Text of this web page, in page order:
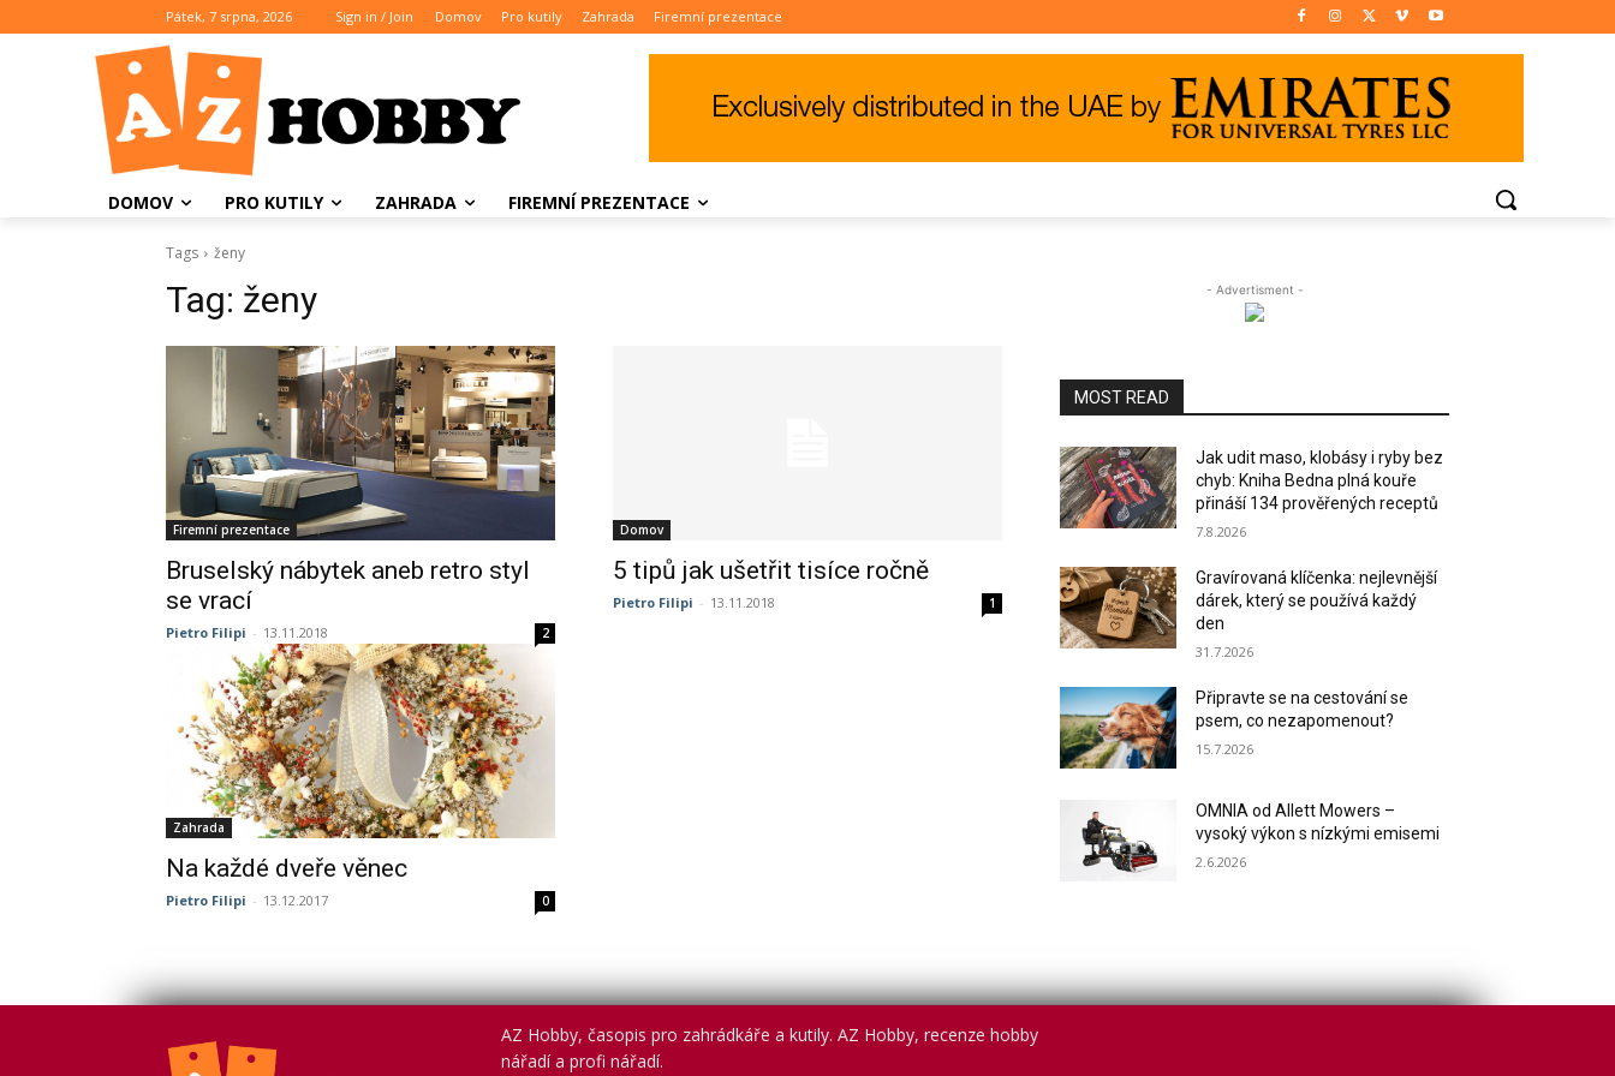
Pátek, 7 srpna, 2026 Sign in / Join Domov Pro kutily Zahrada Firemní prezentace
DOMOV PRO KUTILY ZAHRADA FIREMNÍ PREZENTACE
Tags ženy
Tag: ženy
Firemní prezentace
Bruselský nábytek aneb retro styl
se vrací
Pietro Filipi - 13.11.2018 2
Domov
5 tipů jak ušetřit tisíce ročně
Pietro Filipi - 13.11.2018 1
Zahrada
Na každé dveře věnec
Pietro Filipi - 13.12.2017 0
- Advertisment -
MOST READ
Jak udit maso, klobásy i ryby bez
chyb: Kniha Bedna plná kouře
přináší 134 prověřených receptů
7.8.2026
Gravírovaná klíčenka: nejlevnější
dárek, který se používá každý
den
31.7.2026
Připravte se na cestování se
psem, co nezapomenout?
15.7.2026
OMNIA od Allett Mowers –
vysoký výkon s nízkými emisemi
2.6.2026
AZ Hobby, časopis pro zahrádkáře a kutily. AZ Hobby, recenze hobby
nářadí a profi nářadí.